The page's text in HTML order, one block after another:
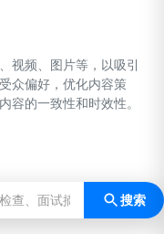
视频、图片等，以吸引
众偏好，优化内容策
容的一致性和时效性。
搜索